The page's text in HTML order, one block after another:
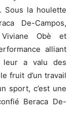
Sous la houlette
De-Campos,
Viviane Obè et
alliant
leur a valu des
fruit d’un travail
sport, c’est une
Beraca De-